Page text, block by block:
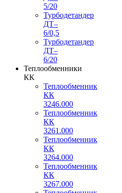
5/20
Турбодетандер
ДТ–
6/0,5
Турбодетандер
ДТ–
6/20
Теплообменники
КК
Теплообменник
КК
3246.000
Теплообменник
КК
3261.000
Теплообменник
КК
3264.000
Теплообменник
КК
3267.000